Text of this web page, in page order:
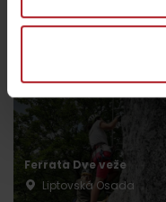
Ferrata Dve veže
Liptovská Osada